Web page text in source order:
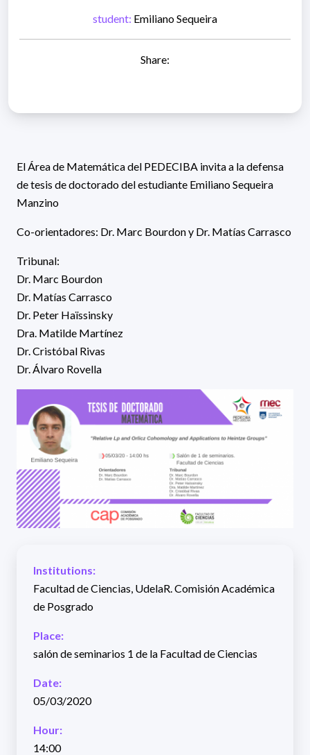
student: Emiliano Sequeira
Share:
El Área de Matemática del PEDECIBA invita a la defensa
de tesis de doctorado del estudiante Emiliano Sequeira
Manzino
Co-orientadores: Dr. Marc Bourdon y Dr. Matías Carrasco
Tribunal:
Dr. Marc Bourdon
Dr. Matías Carrasco
Dr. Peter Haïssinsky
Dra. Matilde Martínez
Dr. Cristóbal Rivas
Dr. Álvaro Rovella
Institutions:
Facultad de Ciencias, UdelaR. Comisión Académica
de Posgrado
Place:
salón de seminarios 1 de la Facultad de Ciencias
Date:
05/03/2020
Hour:
14:00